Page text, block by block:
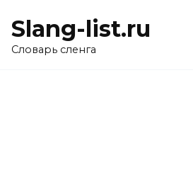
Slang-list.ru
Словарь сленга